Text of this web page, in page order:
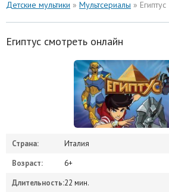
Детские мультики » Мультсериалы » Египтус
Египтус смотреть онлайн
Страна:
Италия
Возраст:
6+
Длительность:22 мин.